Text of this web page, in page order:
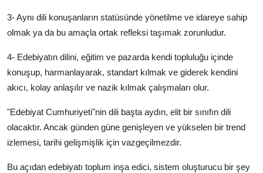
3- Aynı dili konuşanların statüsünde yönetilme ve idareye sahip
olmak ya da bu amaçla ortak refleksi taşımak zorunludur.
4- Edebiyatın dilini, eğitim ve pazarda kendi topluluğu içinde
konuşup, harmanlayarak, standart kılmak ve giderek kendini
akıcı, kolay anlaşılır ve nazik kılmak çalışmaları olur.
"Edebiyat Cumhuriyeti"nin dili başta aydın, elit bir sınıfın dili
olacaktır. Ancak günden güne genişleyen ve yükselen bir trend
izlemesi, tarihi gelişmişlik için vazgeçilmezdir.
Bu açıdan edebiyatı toplum inşa edici, sistem oluşturucu bir şey